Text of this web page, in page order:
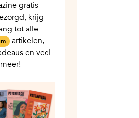
gratis
krijg
tot alle
artikelen,
en veel
meer!